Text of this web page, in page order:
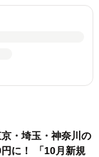
・埼玉・神奈川の
に！ 「10月新規